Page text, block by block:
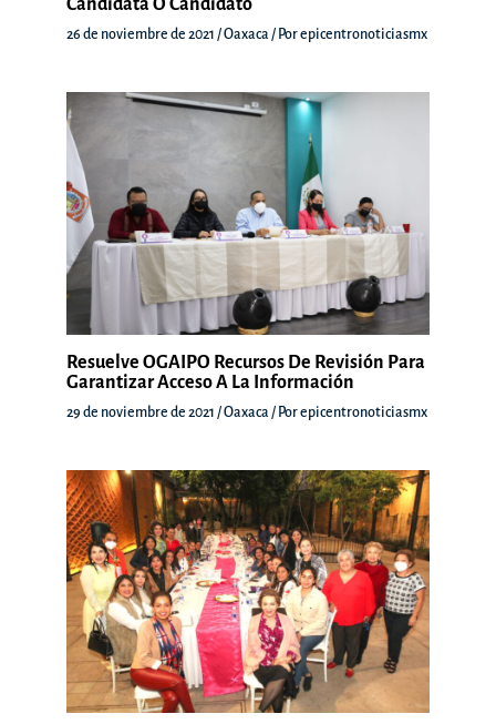
Candidata O Candidato
26 de noviembre de 2021 /Oaxaca / Porepicentronoticiasmx
Resuelve OGAIPO Recursos De Revisión Para
Garantizar Acceso A La Información
29 de noviembre de 2021 /Oaxaca / Porepicentronoticiasmx